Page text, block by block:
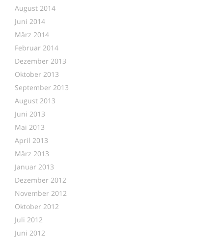
August 2014
Juni 2014
März 2014
Februar 2014
Dezember 2013
Oktober 2013
September 2013
August 2013
Juni 2013
Mai 2013
April 2013
März 2013
Januar 2013
Dezember 2012
November 2012
Oktober 2012
Juli 2012
Juni 2012